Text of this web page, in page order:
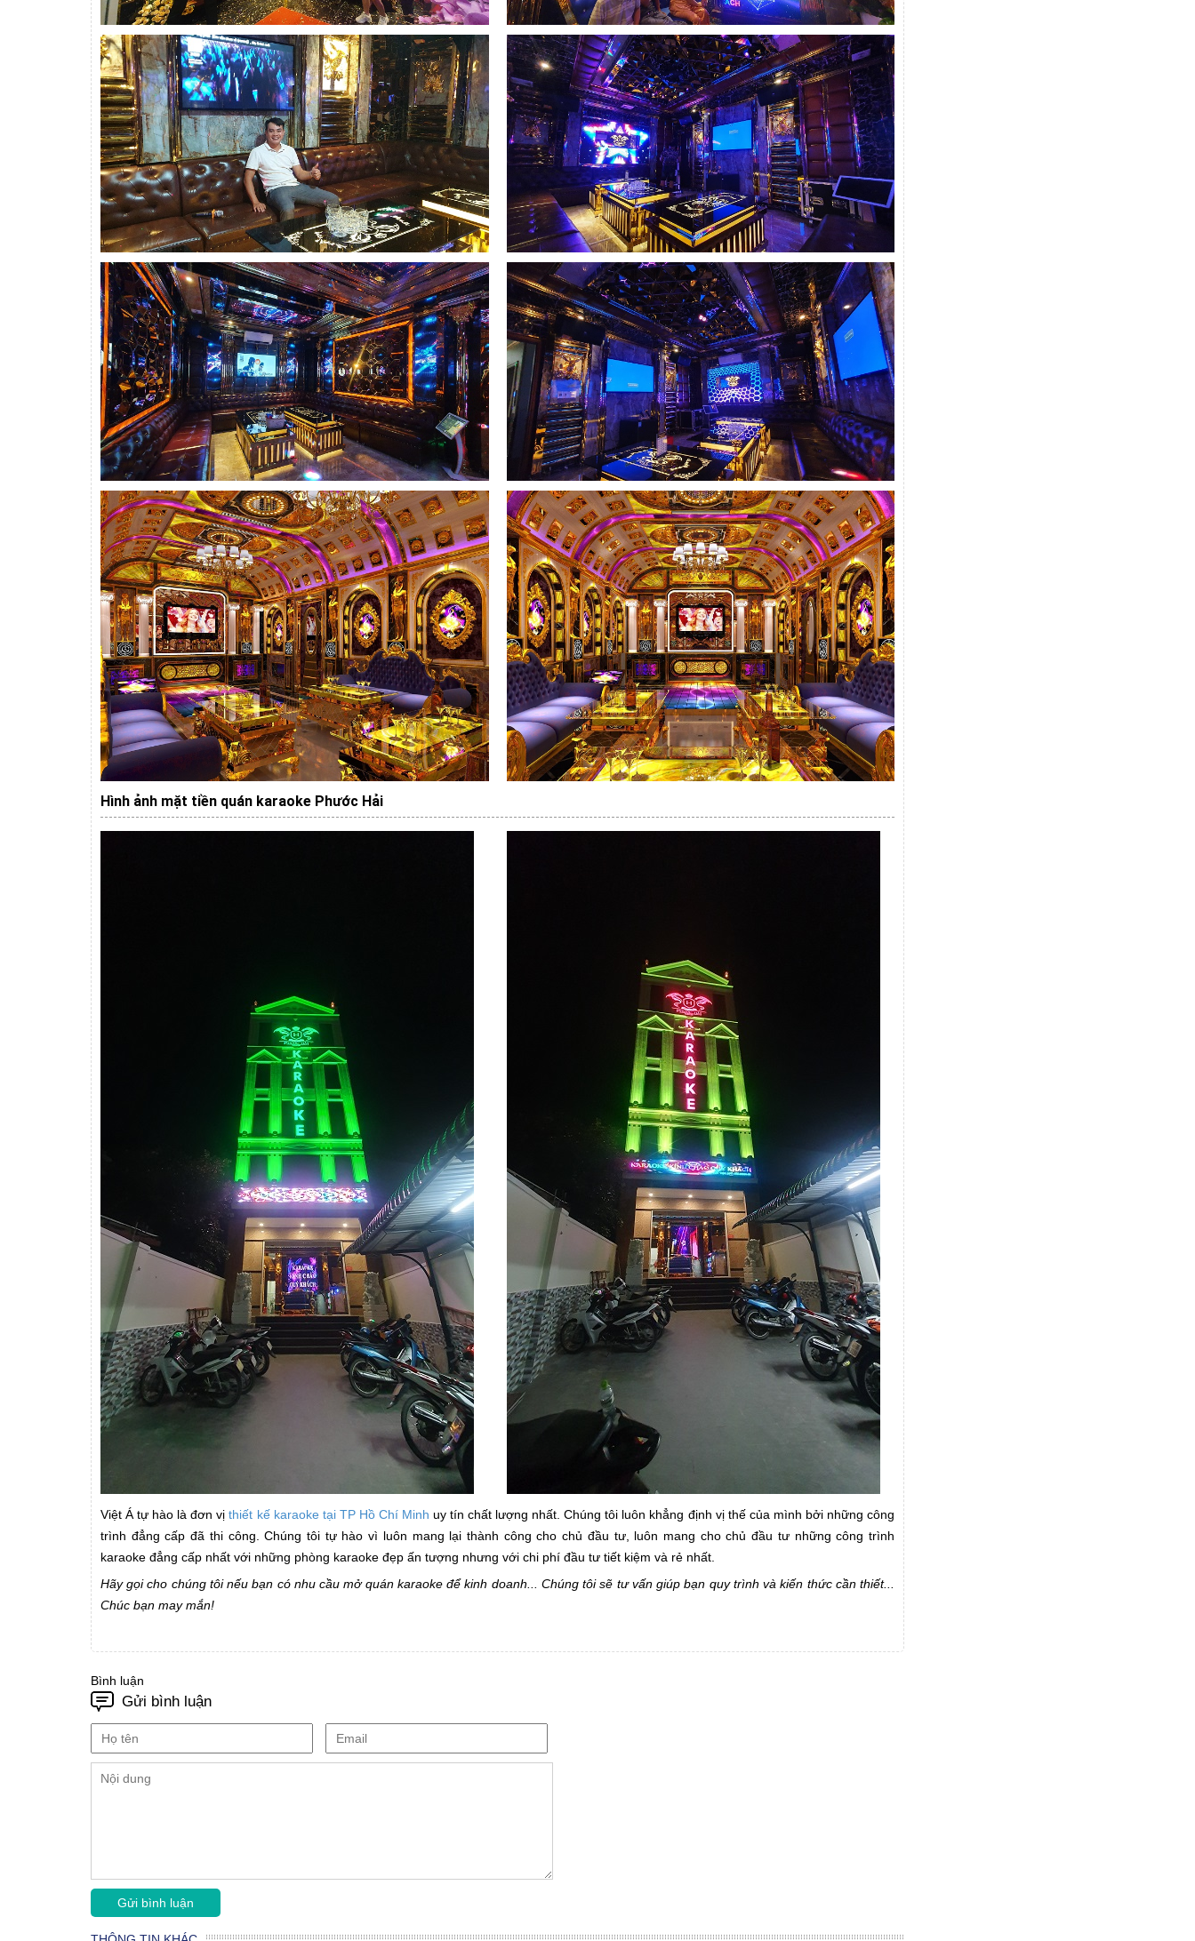
Hình ảnh mặt tiền quán karaoke Phước Hải
Việt Á tự hào là đơn vịthiết kế karaoke tại TP Hồ Chí Minh uy tín chất lượng nhất. Chúng tôi luôn khẳng định vị thế của mình bởi những công
trình đẳng cấp đã thi công. Chúng tôi tự hào vì luôn mang lại thành công cho chủ đầu tư, luôn mang cho chủ đầu tư những công trình
karaoke đẳng cấp nhất với những phòng karaoke đẹp ấn tượng nhưng với chi phí đầu tư tiết kiệm và rẻ nhất.
Hãy gọi cho chúng tôi nếu bạn có nhu cầu mở quán karaoke để kinh doanh... Chúng tôi sẽ tư vấn giúp bạn quy trình và kiến thức cần thiết...
Chúc bạn may mắn!
Bình luận
Gửi bình luận